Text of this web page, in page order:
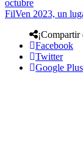
octubre
FilVen 2023, un
¡Compartir
Facebook
Twitter
Google Plus